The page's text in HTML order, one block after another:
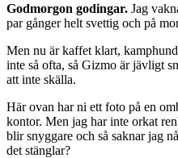
Godmorgon godingar. Jag
par gånger helt svettig och på
Men nu är kaffet klart,
inte så ofta, så Gizmo är jävligt
att inte skälla.
Här ovan har ni ett foto på en
kontor. Men jag har inte orkat
blir snyggare och så saknar jag
det stänglar?